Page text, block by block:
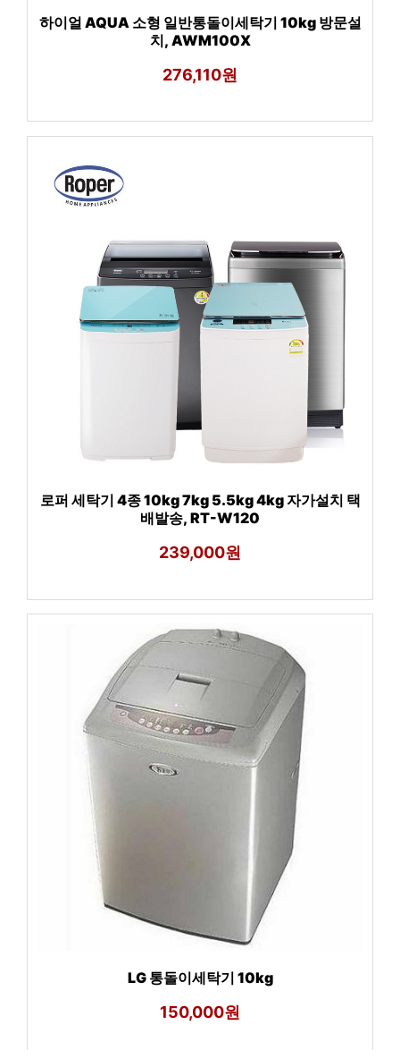
하이얼 AQUA 소형 일반통돌이세탁기 10kg 방문설
치, AWM100X
276,110원
로퍼 세탁기 4종 10kg 7kg 5.5kg 4kg 자가설치 택
배발송, RT-W120
239,000원
LG 통돌이세탁기 10kg
150,000원